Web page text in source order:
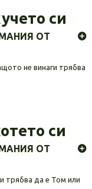
си
ОТ
не винаги трябва
си
ОТ
трябва да е Том или